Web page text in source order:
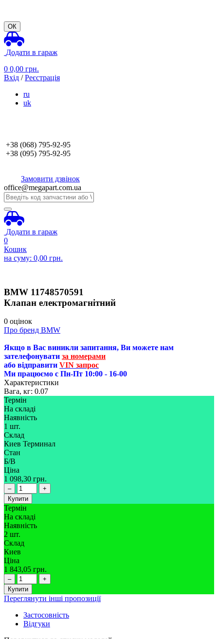
ОК
Додати в гараж
0 0,00 грн.
Вхід /Реєстрація
ru
uk
+38 (068) 795-92-95
+38 (095) 795-92-95
Замовити дзвінок
office@megapart.com.ua
Додати в гараж
0
Кошик
на суму: 0,00 грн.
BMW 11748570591
Клапан електромагнітний
0 оцінок
Про бренд BMW
Якщо в Вас виникли запитання, Ви можете нам
зателефонувати за номерами
або відправити VIN запрос
Ми працюємо с Пн-Пт 10:00 - 16-00
Характеристики
Вага, кг: 0.07
Термін
На складі
Наявність
1 шт.
Склад
Киев Терминал
Стан
Б/В
Ціна
1 098,30 грн.
–
+
Купити
Термін
На складі
Наявність
2 шт.
Склад
Киев
Ціна
1 843,05 грн.
–
+
Купити
Переглянути інші пропозиції
Застосовність
Відгуки